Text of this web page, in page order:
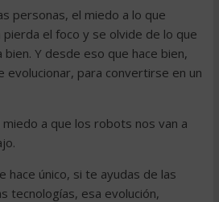
personas, el miedo a lo que
pierda el foco y se olvide de lo que
bien. Y desde eso que hace bien,
evolucionar, para convertirse en un
a que los robots nos van a
hace único, si te ayudas de las
tecnologías, esa evolución,